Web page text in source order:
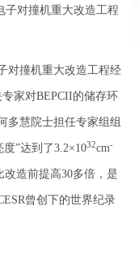
子对撞机重大改造工程
对撞机重大改造工程经
家对BEPCII的储存环
多慧院士担任专家组组
”达到了3.2×1032cm-
改造前提高30多倍，是
曾创下的世界纪录